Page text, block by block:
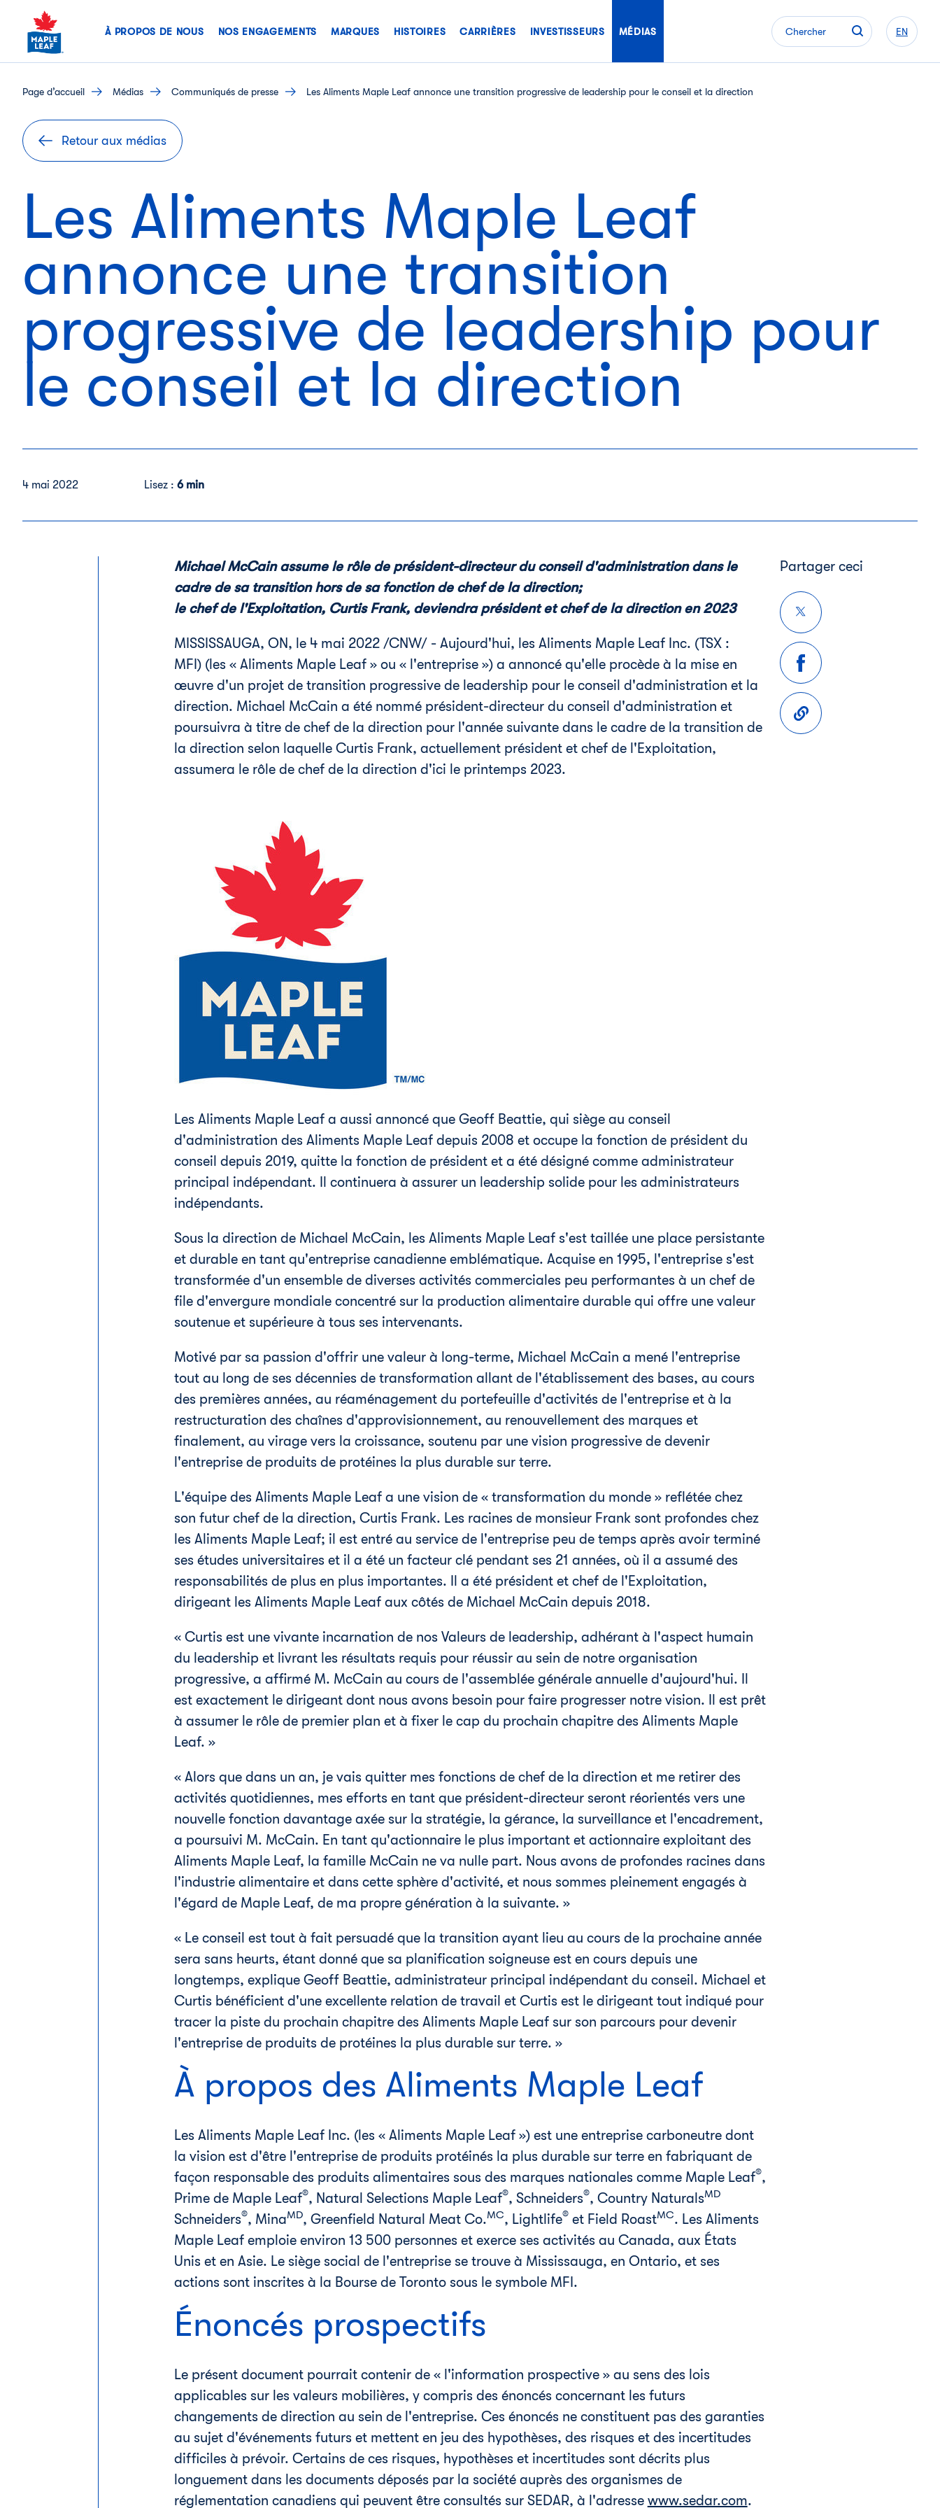
content
À PROPOS DE NOUS NOS ENGAGEMENTS MARQUES HISTOIRES CARRIÈRES INVESTISSEURS MÉDIAS Chercher EN
page d’accueil médias communiqués de presse Les Aliments Maple Leaf annonce une transition progressive de leadership pour le conseil et la direction
Retour aux médias
Les Aliments Maple Leaf
annonce une transition
progressive de leadership pour
le conseil et la direction
4 mai 2022 Lisez : 6 min
Partager ceci
Michael McCainassume le rôle de président-directeur du conseil d'administration dans le
cadre de sa transition hors de sa fonction de chef de la direction;
le chef de l'Exploitation, Curtis Frank, deviendra président et chef de la direction en 2023
MISSISSAUGA, ON, le 4 mai 2022/CNW/ - Aujourd'hui, les Aliments Maple Leaf Inc. (TSX :
MFI) (les « Aliments Maple Leaf » ou « l'entreprise ») a annoncé qu'elle procède à la mise en
œuvre d'un projet de transition progressive de leadership pour le conseil d'administration et la
direction. Michael McCain a été nommé président-directeur du conseil d'administration et
poursuivra à titre de chef de la direction pour l'année suivante dans le cadre de la transition de
la direction selon laquelle Curtis Frank, actuellement président et chef de l'Exploitation,
assumera le rôle de chef de la direction d'ici le printemps 2023.
Les Aliments Maple Leaf a aussi annoncé que Geoff Beattie, qui siège au conseil
d'administration des Aliments Maple Leaf depuis 2008 etoccupe la fonction de président du
conseil depuis 2019, quitte la fonction de président et a été désigné comme administrateur
principal indépendant. Il continuera à assurer un leadership solide pour les administrateurs
indépendants.
Sous la direction de Michael McCain, les Aliments Maple Leaf s'est taillée une place persistante
et durable en tant qu'entreprise canadienne emblématique. Acquise en 1995, l'entreprise s'est
transformée d'un ensemble de diverses activités commerciales peu performantes à un chef de
file d'envergure mondiale concentré sur la production alimentaire durable qui offre une valeur
soutenue et supérieure à tous ses intervenants.
Motivé par sa passion d'offrir une valeur à long-terme, Michael McCain a mené l'entreprise
tout au long de ses décennies de transformation allant de l'établissement des bases, au cours
des premières années, au réaménagement du portefeuille d'activités de l'entreprise et à la
restructuration des chaînes d'approvisionnement, au renouvellement des marques et
finalement, au virage vers la croissance, soutenu par une vision progressive de devenir
l'entreprise de produits de protéines la plus durable sur terre.
L'équipe des Aliments Maple Leaf a une vision de « transformation du monde » reflétée chez
son futur chef de la direction, Curtis Frank. Les racines de monsieur Frank sont profondes chez
les Aliments Maple Leaf; il est entré au service de l'entreprise peu de temps après avoir terminé
ses études universitaires et il a été un facteur clé pendant ses 21 années, où il a assumé des
responsabilités de plus en plus importantes. Il a été président et chef de l'Exploitation,
dirigeant les Aliments Maple Leaf aux côtés de Michael McCain depuis 2018.
« Curtis est une vivante incarnation de nos Valeurs de leadership, adhérant à l'aspect humain
du leadership et livrant les résultats requis pour réussir au sein de notre organisation
progressive, a affirmé M. McCain au cours de l'assemblée générale annuelle d'aujourd'hui. Il
est exactement le dirigeant dont nous avons besoin pour faire progresser notre vision. Il est prêt
à assumer le rôle de premier plan et à fixer le cap du prochain chapitre des Aliments Maple
Leaf. »
« Alors que dans un an, je vais quitter mes fonctions de chef de la direction et me retirer des
activités quotidiennes, mes efforts en tant que président-directeur seront réorientés vers une
nouvelle fonction davantage axée sur la stratégie, la gérance, la surveillance et l'encadrement,
a poursuivi M. McCain. En tant qu'actionnaire le plus important et actionnaire exploitant des
Aliments Maple Leaf, la famille McCain ne va nulle part. Nous avons de profondes racines dans
l'industrie alimentaire et dans cette sphère d'activité, et nous sommes pleinement engagés à
l'égard de Maple Leaf, de ma propre génération à la suivante. »
« Le conseil est tout à fait persuadé que la transition ayant lieu au cours de la prochaine année
sera sans heurts, étant donné que sa planification soigneuse est en cours depuis une
longtemps, explique Geoff Beattie, administrateur principal indépendant du conseil. Michael et
Curtis bénéficient d'une excellente relation de travail et Curtis est le dirigeant tout indiqué pour
tracer la piste du prochain chapitre des Aliments Maple Leaf sur son parcours pour devenir
l'entreprise de produits de protéines la plus durable sur terre. »
À propos des Aliments Maple Leaf
Les Aliments Maple Leaf Inc. (les « Aliments Maple Leaf ») est une entreprise carboneutre dont
la vision est d'être l'entreprise de produits protéinés la plus durable sur terre en fabriquant de
façon responsable des produits alimentaires sous des marques nationales comme Maple Leaf®,
Prime de Maple Leaf®, Natural Selections Maple Leaf®, Schneiders®, Country NaturalsMD
Schneiders®, MinaMD, Greenfield Natural Meat Co.MC, Lightlife®et Field RoastMC. Les Aliments
Maple Leaf emploie environ 13 500 personnes et exerce ses activités au Canada, aux États
Unis et en Asie. Le siège social de l'entreprise se trouve à Mississauga, en Ontario, et ses
actions sont inscrites à la Bourse de Torontosous le symbole MFI.
Énoncés prospectifs
Le présent document pourrait contenir de « l'information prospective » au sens des lois
applicables sur les valeurs mobilières, y compris des énoncés concernant les futurs
changements de direction au sein de l'entreprise. Ces énoncés ne constituent pas des garanties
au sujet d'événements futurs et mettent en jeu des hypothèses, des risques et des incertitudes
difficiles à prévoir. Certains de ces risques, hypothèses et incertitudes sont décrits plus
longuement dans les documents déposés par la société auprès des organismes de
réglementation canadiens qui peuvent être consultés sur SEDAR, à l'adresse www.sedar.com.